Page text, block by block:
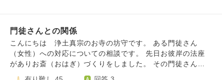
るか、ある程度は融通がきくのかなどの話を彼としました。
その後、お相手側だけでご家族交えて考えた末に、やはり寺
嫁として任せていくのが難しいのでは？となり交際終了とな
りました。 が、話をした翌々日にブロックされ、週明けに
門徒さんとの関係
こんにちは 浄土真宗のお寺の坊守です。 ある門徒さん
（女性）への対応についての相談です。 先日お彼岸の法座
がありお斎（おはぎ）づくりをしました。 その門徒さんは
最近1月ごろに妹さんを亡くされたばかりですがお手伝いに